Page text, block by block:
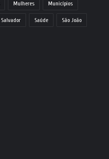
Mulheres Municípios
Salvador Saúde São João